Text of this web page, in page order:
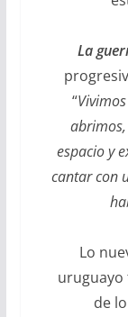
La
“
espacio y
cantar con
Lo
uruguayo
de